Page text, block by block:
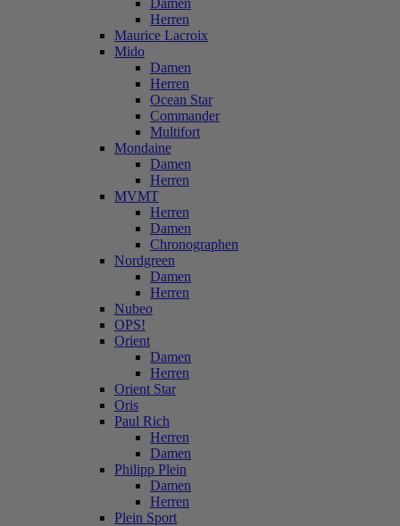
Damen
Herren
Maurice Lacroix
Mido
Damen
Herren
Ocean Star
Commander
Multifort
Mondaine
Damen
Herren
MVMT
Herren
Damen
Chronographen
Nordgreen
Damen
Herren
Nubeo
OPS!
Orient
Damen
Herren
Orient Star
Oris
Paul Rich
Herren
Damen
Philipp Plein
Damen
Herren
Plein Sport